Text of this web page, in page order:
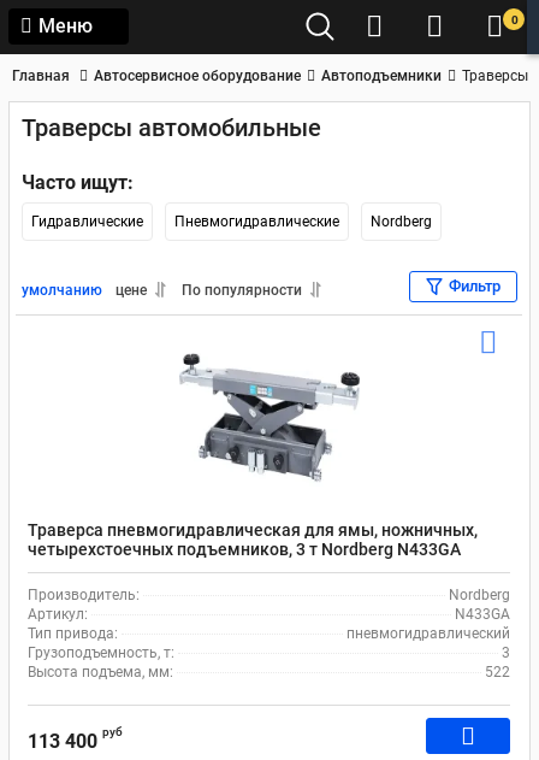
Меню 0
Главная Автосервисное оборудование Автоподъемники Траверсы
Траверсы автомобильные
Часто ищут:
Гидравлические Пневмогидравлические Nordberg
умолчанию цене По популярности Фильтр
Траверса пневмогидравлическая для ямы, ножничных,
четырехстоечных подъемников, 3 т Nordberg N433GA
Производитель:
Nordberg
Артикул:
N433GA
Тип привода:
пневмогидравлический
Грузоподъемность, т:
3
Высота подъема, мм:
522
113 400 руб